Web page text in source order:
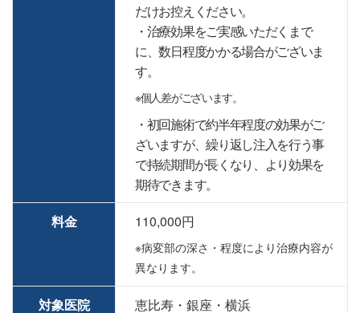
だけお控えください。
・治療効果をご実感いただくまで
に、数日程度かかる場合がございま
す。
※個人差がございます。
・初回施術で約半年程度の効果がご
ざいますが、繰り返し注入を行う事
で持続期間が長くなり、より効果を
期待できます。
料金
110,000円
※病変部の深さ・程度により治療内容が
異なります。
対象医院 恵比寿・銀座・横浜